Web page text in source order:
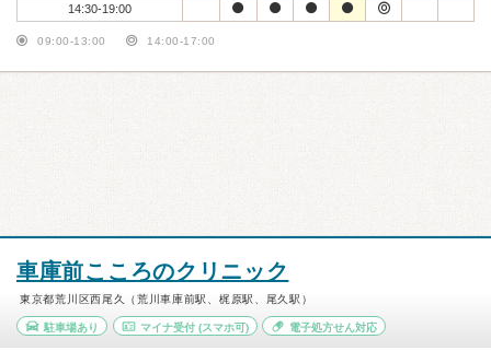
14:30-19:00
09:00-13:00 14:00-17:00
車庫前こころのクリニック
東京都荒川区西尾久（荒川車庫前駅、梶原駅、尾久駅）
駐車場あり マイナ受付(スマホ可) 電子処方せん対応